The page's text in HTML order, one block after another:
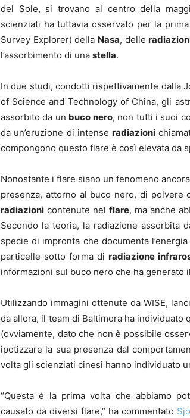
del Sole, si trovano al centro della
scienziati ha tuttavia osservato per la
Survey Explorer) della Nasa, delle
l’assorbimento di una stella.
In due studi, condotti rispettivamente dalla
of Science and Technology of China, gli
assorbito da un buco nero, non tutti i suoi
da un’eruzione di intense radiazioni
compongono questo flare è così elevata da
Nonostante i flare siano un fenomeno
presenza, attorno al buco nero, di polvere
radiazioni contenute nel flare, ma anche
Secondo la teoria, la radiazione assorbita
specie di impronta che documenta
particelle sotto forma di radiazione
informazioni sul buco nero che ha generato
Utilizzando immagini ottenute da WISE,
da allora, il team di Baltimora ha
(ovviamente, dato che non è possibile
ipotizzare la sua presenza dal
volta gli scienziati cinesi hanno individuato
“Questa è la prima volta che abbiamo
causato da diversi flare,” ha commentato